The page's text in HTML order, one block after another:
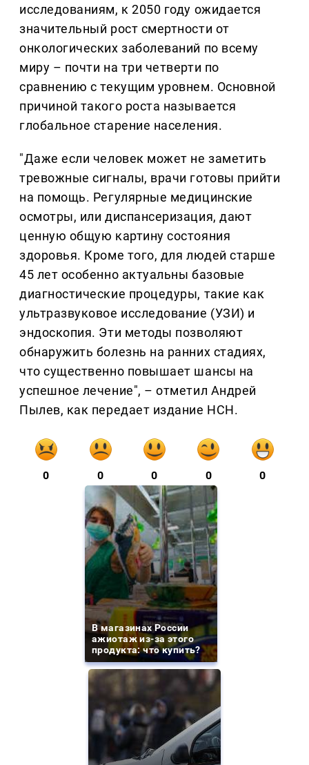
исследованиям, к 2050 году ожидается
значительный рост смертности от
онкологических заболеваний по всему
миру – почти на три четверти по
сравнению с текущим уровнем. Основной
причиной такого роста называется
глобальное старение населения.
"Даже если человек может не заметить
тревожные сигналы, врачи готовы прийти
на помощь. Регулярные медицинские
осмотры, или диспансеризация, дают
ценную общую картину состояния
здоровья. Кроме того, для людей старше
45 лет особенно актуальны базовые
диагностические процедуры, такие как
ультразвуковое исследование (УЗИ) и
эндоскопия. Эти методы позволяют
обнаружить болезнь на ранних стадиях,
что существенно повышает шансы на
успешное лечение", – отметил Андрей
Пылев, как передает издание НСН.
0 0 0 0 0
В магазинах России
ажиотаж из-за этого
продукта: что купить?